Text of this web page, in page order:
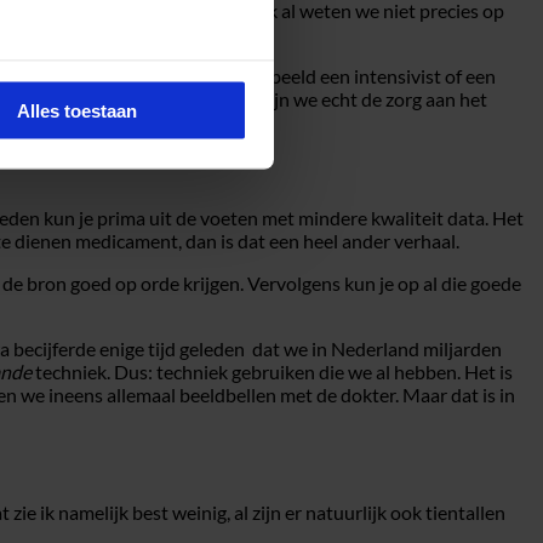
Alles toestaan
daarin stappen te zetten. Ook al weten we niet precies op
zorgpraktijk. Je bent bijvoorbeeld een intensivist of een
naar de praktijk, dan zijn we echt de zorg aan het
kun je prima uit de voeten met mindere kwaliteit data. Het
medicament, dan is dat een heel ander verhaal.
bron goed op orde krijgen. Vervolgens kun je op al die goede
becijferde enige tijd geleden dat we in Nederland miljarden
techniek. Dus: techniek gebruiken die we al hebben. Het is
we ineens allemaal beeldbellen met de dokter. Maar dat is in
ik namelijk best weinig, al zijn er natuurlijk ook tientallen